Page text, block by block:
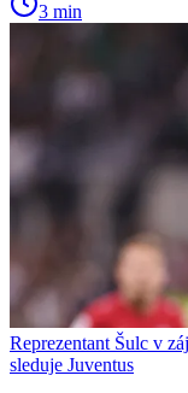
3 min
Reprezentant Šulc v
sleduje Juventus